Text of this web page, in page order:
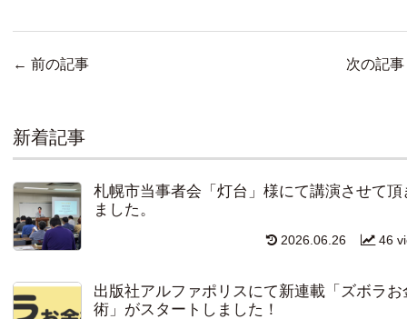
← 前の記事 次の記事
新着記事
札幌市当事者会「灯台」様にて講演させて頂
ました。
46
2026.06.26
出版社アルファポリスにて新連載「ズボラお
術」がスタートしました！